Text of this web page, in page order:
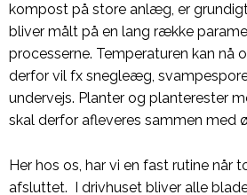
kompost på store anlæg, er
bliver målt på en lang række
processerne. Temperaturen kan nå
derfor vil fx snegleæg,
undervejs. Planter og planterester
skal derfor afleveres sammen med
Her hos os, har vi en fast rutine når
afsluttet. I drivhuset bliver alle